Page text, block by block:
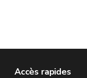
Accès rapides